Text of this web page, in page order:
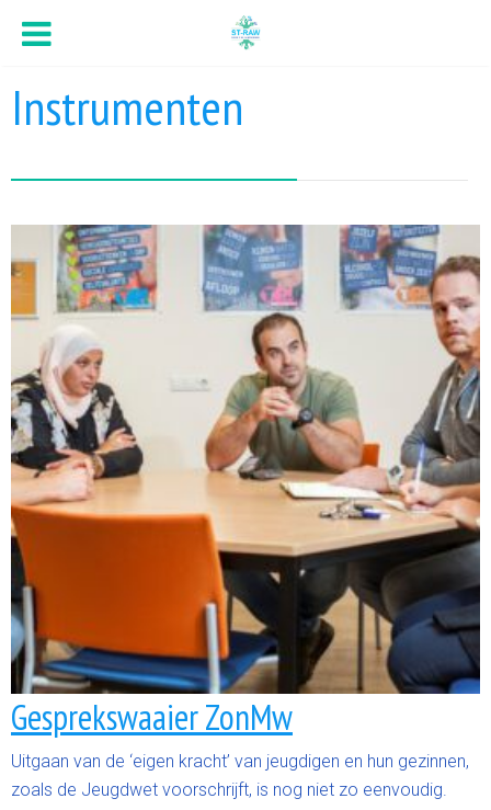
Instrumenten
Gesprekswaaier ZonMw
Uitgaan van de ‘eigen kracht’ van jeugdigen en hun gezinnen,
zoals de Jeugdwet voorschrijft, is nog niet zo eenvoudig.